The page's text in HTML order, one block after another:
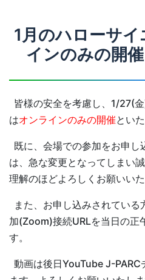
1月のハローサ
インのみの開
皆様の安全を考慮し、1/27(
はオンラインのみの開催とい
既に、会場での参加をお申し
は、急な変更となってしまい
理解のほどよろしくお願いいた
また、お申し込みされてい
加(Zoom)接続URLを当日の正
す。
動画は後日YouTube J-PARC